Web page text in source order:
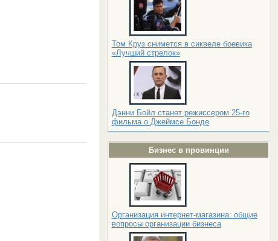
Том Круз снимется в сиквеле боевика
«Лучший стрелок»
Дэнни Бойл станет режиссером 25-го
фильма о Джеймсе Бонде
Бизнес в провинции
Организация интернет-магазина: общие
вопросы организации бизнеса